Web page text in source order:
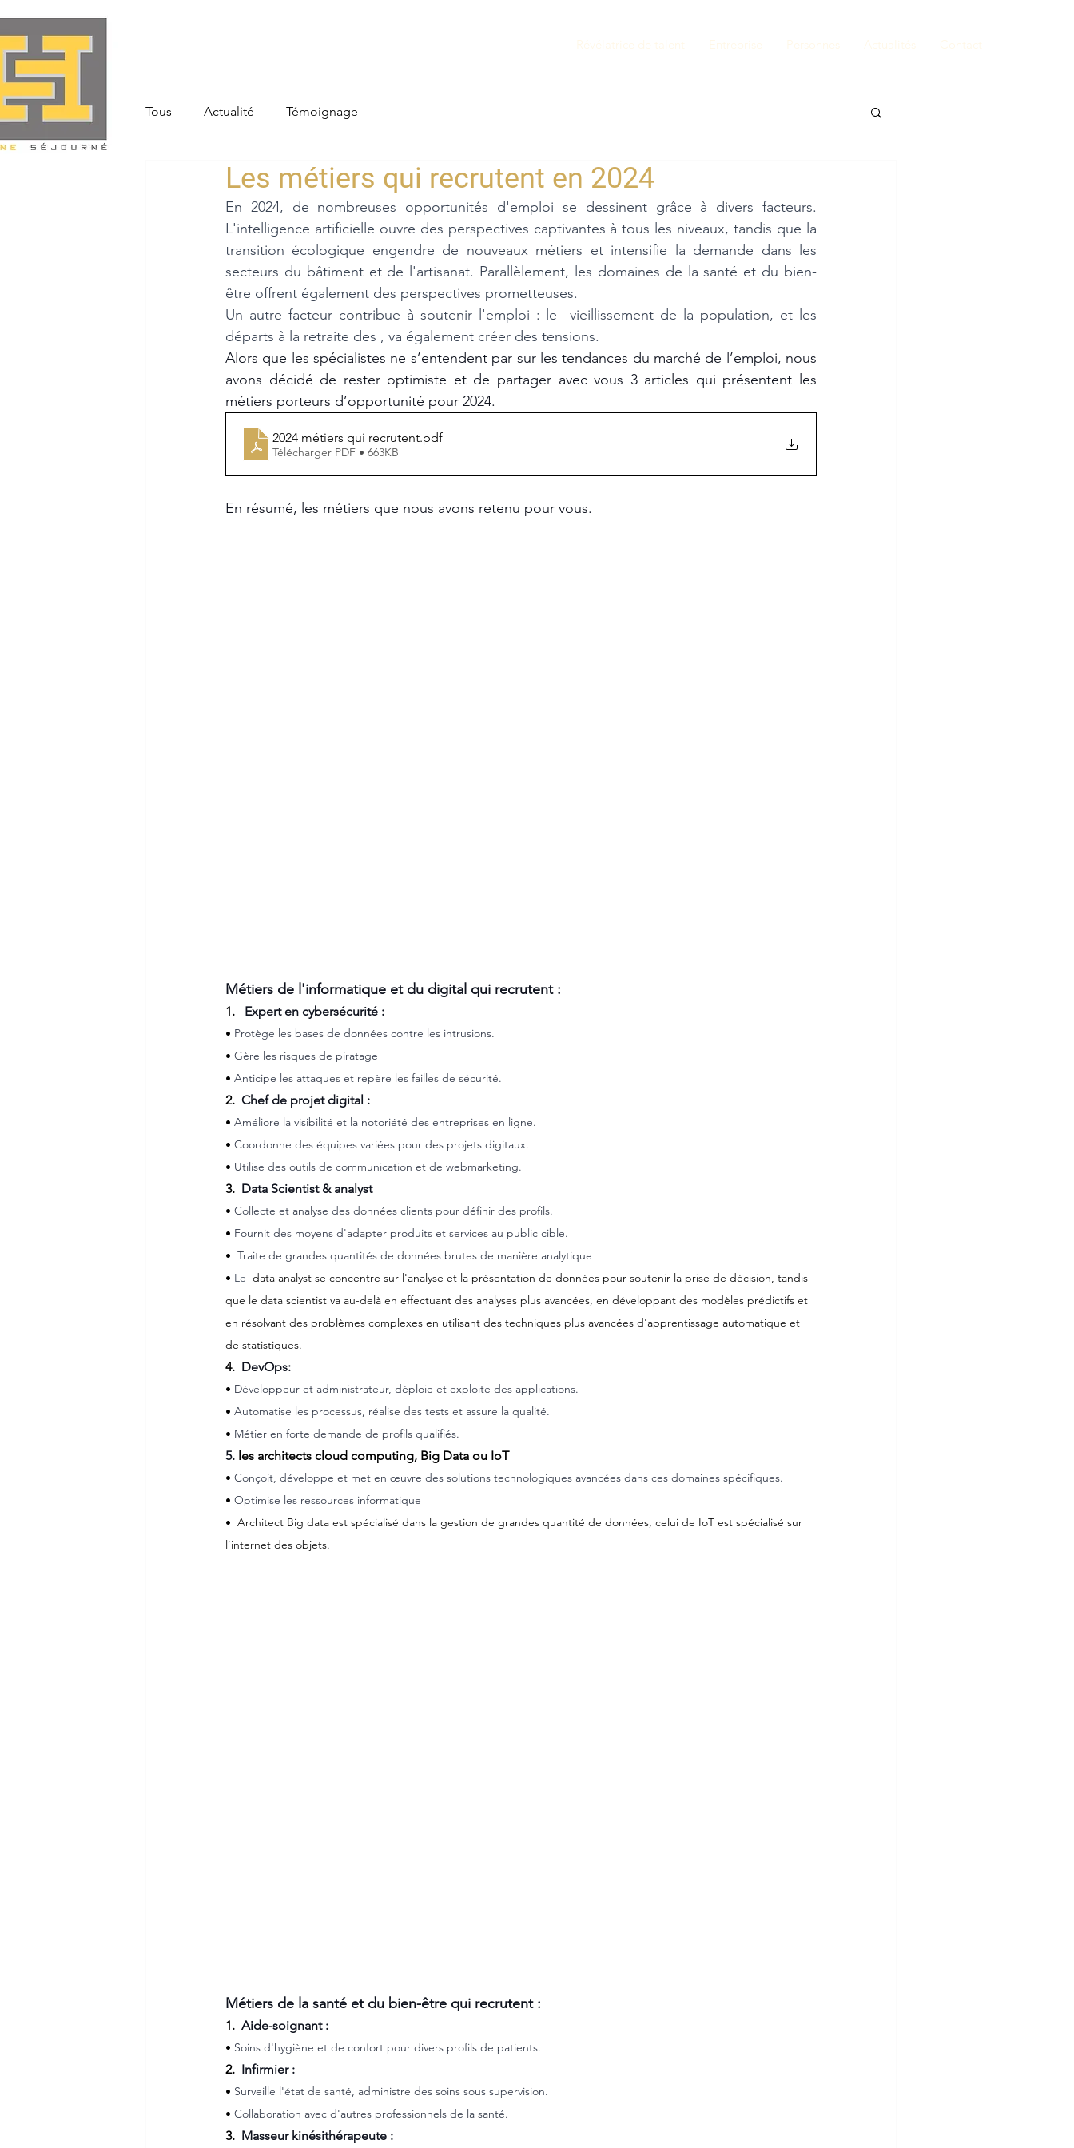
Révélatrice de talent Entreprise Personnes Actualités Contact
Tous Actualité Témoignage
Les métiers qui recrutent en 2024
En 2024, de nombreuses opportunités d'emploi se dessinent grâce à divers facteurs.
L'intelligence artificielle ouvre des perspectives captivantes à tous les niveaux, tandis que la
transition écologique engendre de nouveaux métiers et intensifie la demande dans les
secteurs du bâtiment et de l'artisanat. Parallèlement, les domaines de la santé et du bien-
être offrent également des perspectives prometteuses.
Un autre facteur contribue à soutenir l'emploi : le  vieillissement de la population, et les
départs à la retraite des , va également créer des tensions.
Alors que les spécialistes ne s’entendent par sur les tendances du marché de l’emploi, nous
avons décidé de rester optimiste et de partager avec vous 3 articles qui présentent les
métiers porteurs d’opportunité pour 2024.
2024 métiers qui recrutent.pdf
Télécharger PDF • 663KB
En résumé, les métiers que nous avons retenu pour vous.
Métiers de l'informatique et du digital qui recrutent :
1. Expert en cybersécurité :
• Protège les bases de données contre les intrusions.
• Gère les risques de piratage
• Anticipe les attaques et repère les failles de sécurité.
2. Chef de projet digital :
• Améliore la visibilité et la notoriété des entreprises en ligne.
• Coordonne des équipes variées pour des projets digitaux.
• Utilise des outils de communication et de webmarketing.
3. Data Scientist & analyst
• Collecte et analyse des données clients pour définir des profils.
• Fournit des moyens d'adapter produits et services au public cible.
• Traite de grandes quantités de données brutes de manière analytique
• Le data analyst se concentre sur l'analyse et la présentation de données pour soutenir la prise de décision, tandis
que le data scientist va au-delà en effectuant des analyses plus avancées, en développant des modèles prédictifs et
en résolvant des problèmes complexes en utilisant des techniques plus avancées d'apprentissage automatique et
de statistiques.
4. DevOps:
• Développeur et administrateur, déploie et exploite des applications.
• Automatise les processus, réalise des tests et assure la qualité.
• Métier en forte demande de profils qualifiés.
5. les architects cloud computing, Big Data ou IoT
• Conçoit, développe et met en œuvre des solutions technologiques avancées dans ces domaines spécifiques.
• Optimise les ressources informatique
•  Architect Big data est spécialisé dans la gestion de grandes quantité de données, celui de IoT est spécialisé sur
l’internet des objets.
Métiers de la santé et du bien-être qui recrutent :
1. Aide-soignant :
• Soins d'hygiène et de confort pour divers profils de patients.
2. Infirmier :
• Surveille l'état de santé, administre des soins sous supervision.
• Collaboration avec d'autres professionnels de la santé.
3. Masseur kinésithérapeute :